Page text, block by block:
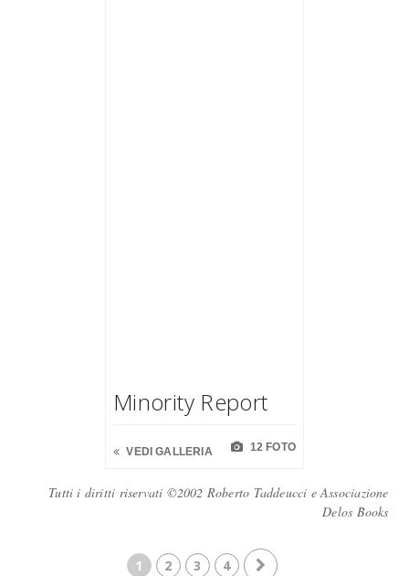
Minority Report
VEDI GALLERIA 12 FOTO
Tutti i diritti riservati ©2002 Roberto Taddeucci e Associazione
Delos Books
1 2 3 4